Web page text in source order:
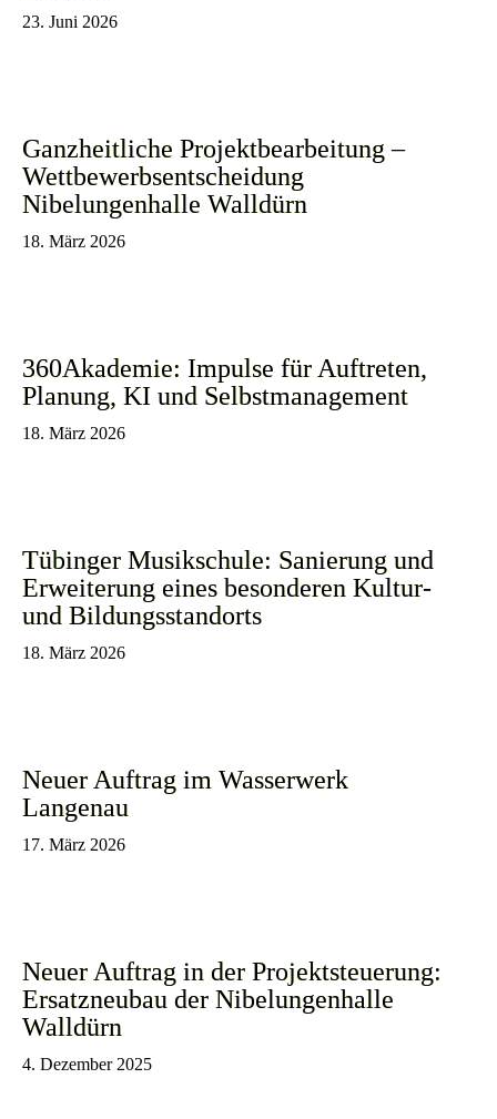
23. Juni 2026
Ganzheitliche Projektbearbeitung –
Wettbewerbsentscheidung
Nibelungenhalle Walldürn
18. März 2026
360Akademie: Impulse für Auftreten,
Planung, KI und Selbstmanagement
18. März 2026
Tübinger Musikschule: Sanierung und
Erweiterung eines besonderen Kultur-
und Bildungsstandorts
18. März 2026
Neuer Auftrag im Wasserwerk
Langenau
17. März 2026
Neuer Auftrag in der Projektsteuerung:
Ersatzneubau der Nibelungenhalle
Walldürn
4. Dezember 2025